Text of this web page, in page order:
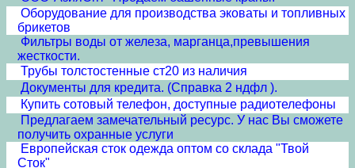
Оборудование для производства эковаты и топливных
брикетов
Фильтры воды от железа, марганца,превышения
жесткости.
Трубы толстостенные ст20 из наличия
Документы для кредита. (Справка 2 ндфл ).
Купить сотовый телефон, доступные радиотелефоны
Предлагаем замечательный ресурс. У нас Вы сможете
получить охранные услуги
Европейская сток одежда оптом со склада "Твой
Сток"